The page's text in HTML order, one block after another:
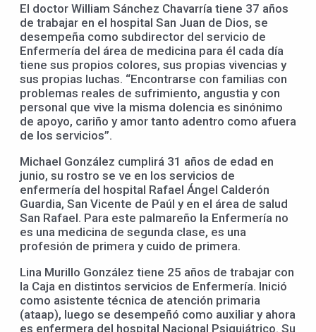
El doctor William Sánchez Chavarría tiene 37 años
de trabajar en el hospital San Juan de Dios, se
desempeña como subdirector del servicio de
Enfermería del área de medicina para él cada día
tiene sus propios colores, sus propias vivencias y
sus propias luchas. “Encontrarse con familias con
problemas reales de sufrimiento, angustia y con
personal que vive la misma dolencia es sinónimo
de apoyo, cariño y amor tanto adentro como afuera
de los servicios”.
Michael González cumplirá 31 años de edad en
junio, su rostro se ve en los servicios de
enfermería del hospital Rafael Ángel Calderón
Guardia, San Vicente de Paúl y en el área de salud
San Rafael. Para este palmareño la Enfermería no
es una medicina de segunda clase, es una
profesión de primera y cuido de primera.
Lina Murillo González tiene 25 años de trabajar con
la Caja en distintos servicios de Enfermería. Inició
como asistente técnica de atención primaria
(ataap), luego se desempeñó como auxiliar y ahora
es enfermera del hospital Nacional Psiquiátrico. Su